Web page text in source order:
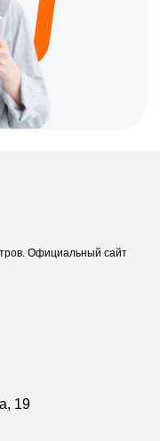
Официальный сайт
19